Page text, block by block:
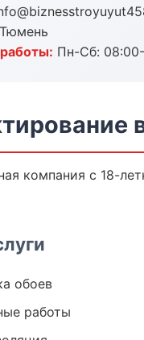
Тюмень
Пн-Сб:
компания с 18-
обоев
работы